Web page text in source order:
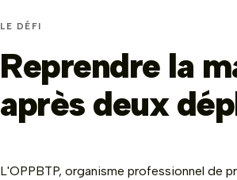
LE DÉFI
Reprendre la
après deux
L'OPPBTP, organisme professionnel de